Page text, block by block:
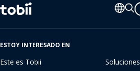
Cambiar
de
idioma
ESTOY INTERESADO EN
Este es Tobii
Soluciones